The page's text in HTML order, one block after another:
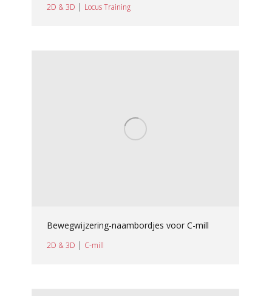
2D & 3D | Locus Training
Bewegwijzering-naambordjes voor C-mill
2D & 3D | C-mill